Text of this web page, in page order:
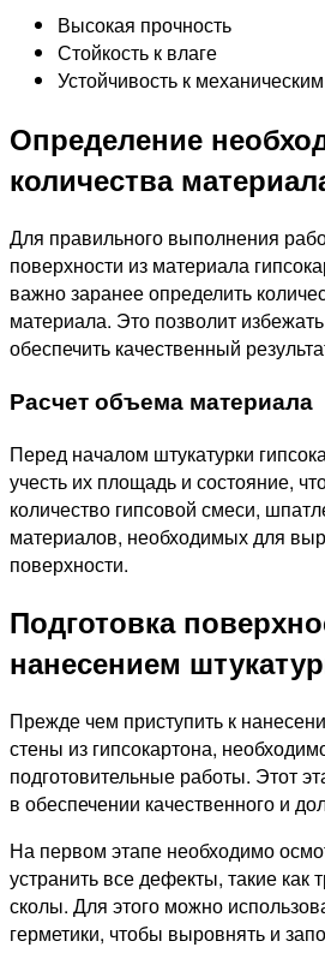
Высокая прочность
Стойкость к влаге
Устойчивость к
Определение
количества
Для правильного выполнения
поверхности из материала
важно заранее определить
материала. Это позволит
обеспечить качественный
Расчет объема материала
Перед началом штукатурки
учесть их площадь и состояние,
количество гипсовой смеси,
материалов, необходимых для
поверхности.
Подготовка
нанесением
Прежде чем приступить к
стены из гипсокартона,
подготовительные работы. Этот
в обеспечении качественного и
На первом этапе необходимо
устранить все дефекты, такие
сколы. Для этого можно
герметики, чтобы выровнять и